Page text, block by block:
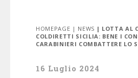
HOMEPAGE | NEWS | LOTTA AL
COLDIRETTI SICILIA: BENE I
CARABINIERI COMBATTERE LO
16 Luglio 2024